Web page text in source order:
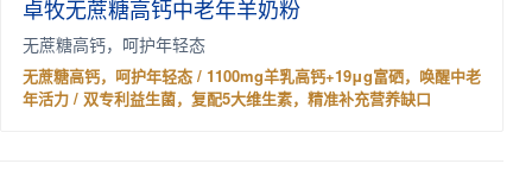
卓牧无蔗糖高钙中老年羊奶粉
无蔗糖高钙，呵护年轻态
无蔗糖高钙，呵护年轻态 / 1100mg羊乳高钙+19μg富硒，唤醒中老
年活力 / 双专利益生菌，复配5大维生素，精准补充营养缺口